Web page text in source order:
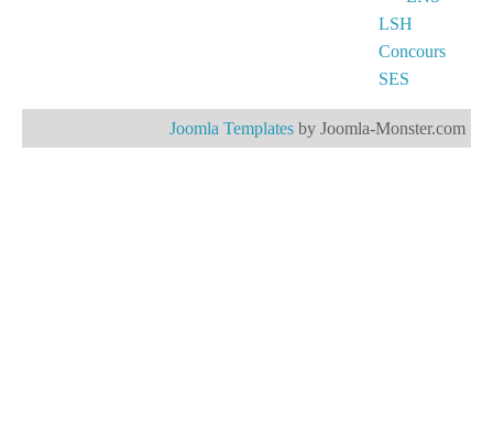
LSH
Concours
SES
Joomla Templates by Joomla-Monster.com